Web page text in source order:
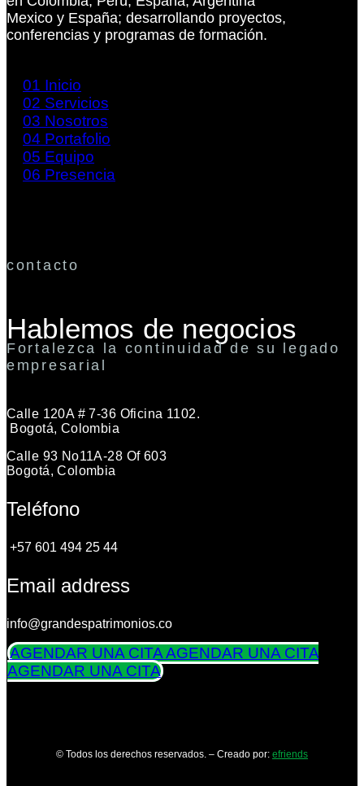
Mexico y España; desarrollando proyectos,
conferencias y programas de formación.
01 Inicio
02 Servicios
03 Nosotros
04 Portafolio
05 Equipo
06 Presencia
contacto
Hablemos de negocios
Fortalezca la continuidad de su legado
empresarial
Calle 120A # 7-36 Oficina 1102.
Bogotá, Colombia
Calle 93 No11A-28 Of 603
Bogotá, Colombia
Teléfono
+57 601 494 25 44
Email address
info@grandespatrimonios.co
AGENDAR UNA CITAAGENDAR UNA CITA
AGENDAR UNA CITA
© Todos los derechos reservados. – Creado por: efriends